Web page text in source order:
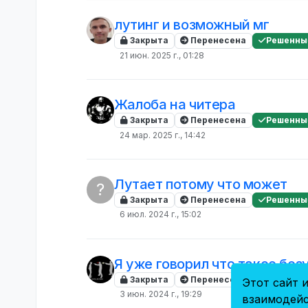
лутинг и возможный мг
Закрыта Перенесена
21 июн. 2025 г., 01:28
Жалоба на читера
Закрыта Перенесена
24 мар. 2025 г., 14:42
? Лутает потому что может
Закрыта Перенесена
6 июл. 2024 г., 15:02
Я уже говорил что такое
Закрыта Перенесена
3 июн. 2024 г., 19:29
Этот сайт